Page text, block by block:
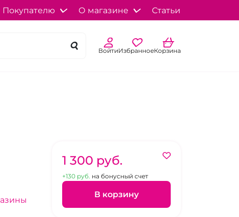
Покупателю О магазине Статьи
ВойтиИзбранноеКорзина
1 300 pуб.
+130 pуб. на бонусный счет
В корзину